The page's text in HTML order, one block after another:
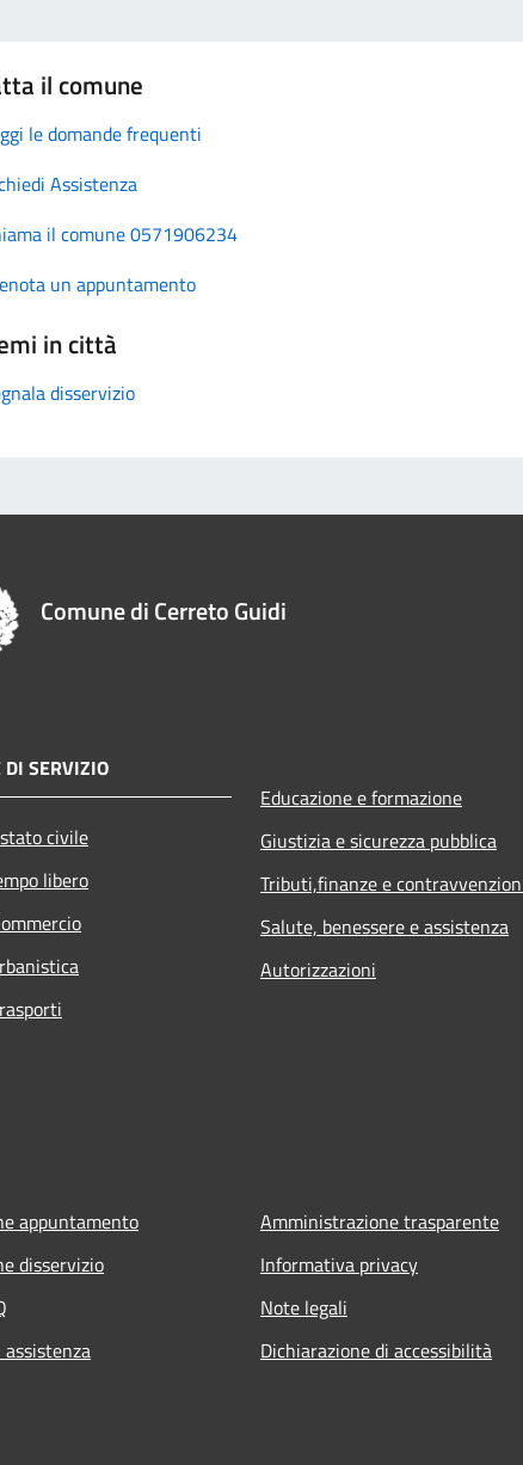
il comune
le domande frequenti
Assistenza
il comune 0571906234
un appuntamento
in città
disservizio
Comune di Cerreto Guidi
DI SERVIZIO
civile
libero
Educazione e formazione
Giustizia e sicurezza pubblica
Tributi,finanze e
Salute, benessere e assistenza
Autorizzazioni
appuntamento
disservizio
Amministrazione trasparente
Informativa privacy
Note legali
Dichiarazione di accessibilità